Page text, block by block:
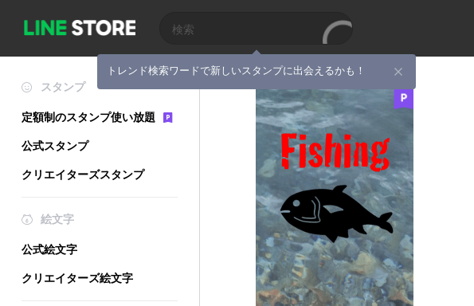
トレンド検索ワードで新しいスタンプに出会えるかも！
スタンプ
定額制のスタンプ使い放題
公式スタンプ
クリエイターズスタンプ
絵文字
公式絵文字
クリエイターズ絵文字